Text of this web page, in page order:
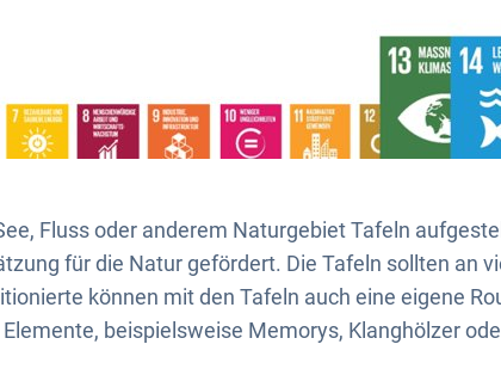
Fluss oder anderem Naturgebiet Tafeln
für die Natur gefördert. Die Tafeln sollten an
können mit den Tafeln auch eine eigene
beispielsweise Memorys, Klanghölzer